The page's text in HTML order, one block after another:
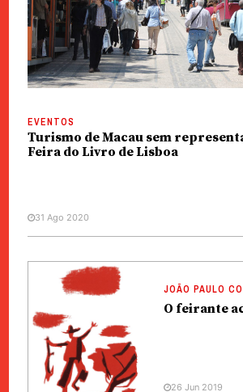
EVENTOS
Turismo de Macau sem
Feira do Livro de Lisboa
31 Ago 2020
JOÃO PAULO
O feirante
26 Jun 2019